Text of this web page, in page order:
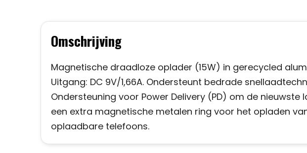
Omschrijving
Magnetische draadloze oplader (15W) in gerecycled
Uitgang: DC 9V/1,66A. Ondersteunt bedrade
Ondersteuning voor Power Delivery (PD) om de nieuwste
een extra magnetische metalen ring voor het opladen
oplaadbare telefoons.